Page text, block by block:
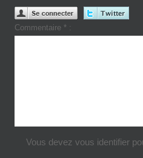
Commentaire * :
Vous devez vous identifier